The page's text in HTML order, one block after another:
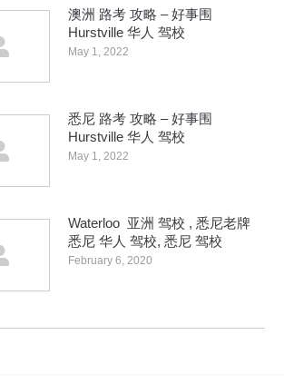
澳洲 路考 攻略 – 好事围
Hurstville 华人 驾校
May 1, 2022
悉尼 路考 攻略 – 好事围
Hurstville 华人 驾校
May 1, 2022
Waterloo 亚洲 驾校 , 悉尼老牌
悉尼 华人 驾校, 悉尼 驾校
February 6, 2020